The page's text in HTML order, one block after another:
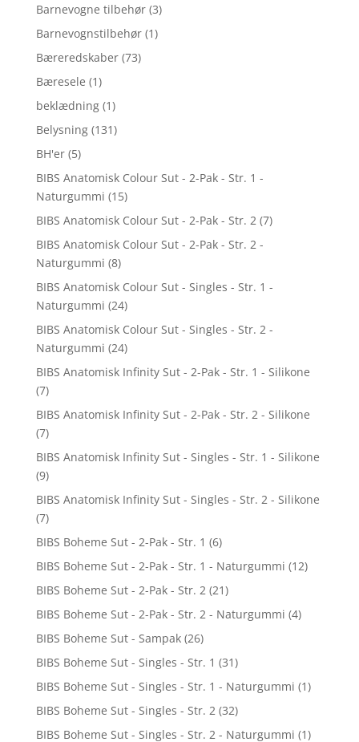
Barnevogne tilbehør (3)
Barnevognstilbehør (1)
Bæreredskaber (73)
Bæresele (1)
beklædning (1)
Belysning (131)
BH'er (5)
BIBS Anatomisk Colour Sut - 2-Pak - Str. 1 -
Naturgummi (15)
BIBS Anatomisk Colour Sut - 2-Pak - Str. 2 (7)
BIBS Anatomisk Colour Sut - 2-Pak - Str. 2 -
Naturgummi (8)
BIBS Anatomisk Colour Sut - Singles - Str. 1 -
Naturgummi (24)
BIBS Anatomisk Colour Sut - Singles - Str. 2 -
Naturgummi (24)
BIBS Anatomisk Infinity Sut - 2-Pak - Str. 1 - Silikone
(7)
BIBS Anatomisk Infinity Sut - 2-Pak - Str. 2 - Silikone
(7)
BIBS Anatomisk Infinity Sut - Singles - Str. 1 - Silikone
(9)
BIBS Anatomisk Infinity Sut - Singles - Str. 2 - Silikone
(7)
BIBS Boheme Sut - 2-Pak - Str. 1 (6)
BIBS Boheme Sut - 2-Pak - Str. 1 - Naturgummi (12)
BIBS Boheme Sut - 2-Pak - Str. 2 (21)
BIBS Boheme Sut - 2-Pak - Str. 2 - Naturgummi (4)
BIBS Boheme Sut - Sampak (26)
BIBS Boheme Sut - Singles - Str. 1 (31)
BIBS Boheme Sut - Singles - Str. 1 - Naturgummi (1)
BIBS Boheme Sut - Singles - Str. 2 (32)
BIBS Boheme Sut - Singles - Str. 2 - Naturgummi (1)